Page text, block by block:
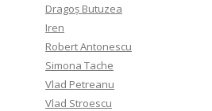
Dragoș Butuzea
Iren
Robert Antonescu
Simona Tache
Vlad Petreanu
Vlad Stroescu